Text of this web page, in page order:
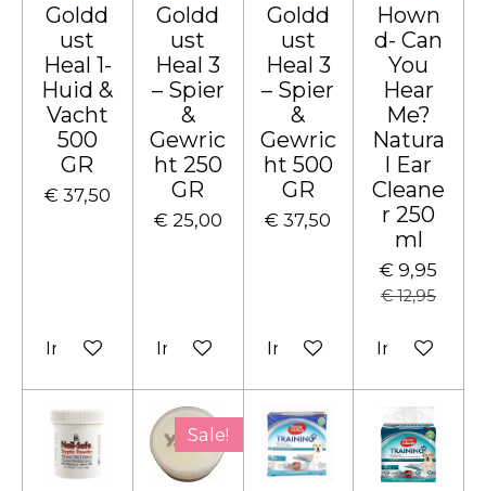
Goldd
ust
Heal 1-
Huid &
Vacht
500
GR
€ 37,50
In winkelwagen
Goldd
ust
Heal 3
– Spier
&
Gewric
ht 250
GR
€ 25,00
In winkelwagen
Goldd
ust
Heal 3
– Spier
&
Gewric
ht 500
GR
€ 37,50
In winkelwagen
Hown
d- Can
You
Hear
Me?
Natura
l Ear
Cleane
r 250
ml
€ 9,95
€ 12,95
In
Sale!